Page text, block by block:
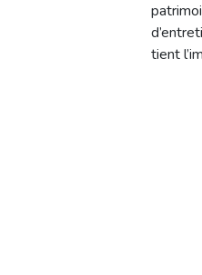
tient